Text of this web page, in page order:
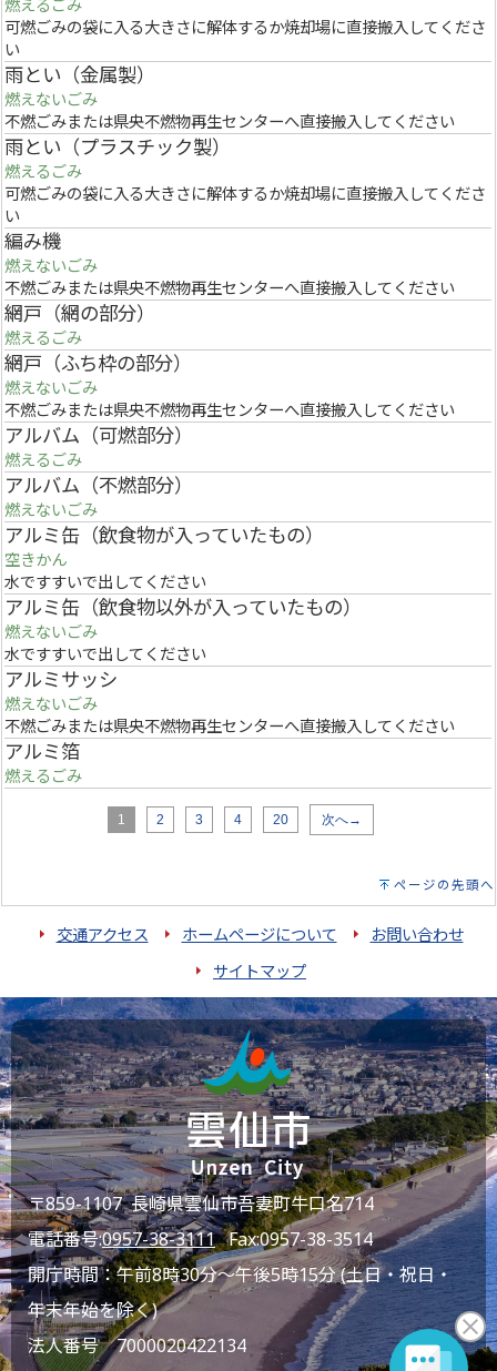
燃えるごみ
可燃ごみの袋に入る大きさに解体するか焼却場に直接搬入してくださ
い
雨とい（金属製）
燃えないごみ
不燃ごみまたは県央不燃物再生センターへ直接搬入してください
雨とい（プラスチック製）
燃えるごみ
可燃ごみの袋に入る大きさに解体するか焼却場に直接搬入してくださ
い
編み機
燃えないごみ
不燃ごみまたは県央不燃物再生センターへ直接搬入してください
網戸（網の部分）
燃えるごみ
網戸（ふち枠の部分）
燃えないごみ
不燃ごみまたは県央不燃物再生センターへ直接搬入してください
アルバム（可燃部分）
燃えるごみ
アルバム（不燃部分）
燃えないごみ
アルミ缶（飲食物が入っていたもの）
空きかん
水ですすいで出してください
アルミ缶（飲食物以外が入っていたもの）
燃えないごみ
水ですすいで出してください
アルミサッシ
燃えないごみ
不燃ごみまたは県央不燃物再生センターへ直接搬入してください
アルミ箔
燃えるごみ
1 2 3 4 20 次へ→
ページの先頭へ
交通アクセス ホームページについて
お問い合わせ
サイトマップ
〒859-1107 長崎県雲仙市吾妻町牛口名714
電話番号:0957-38-3111Fax:0957-38-3514
開庁時間：午前8時30分～午後5時15分 (土日・祝日・
年末年始を除く)
法人番号 7000020422134